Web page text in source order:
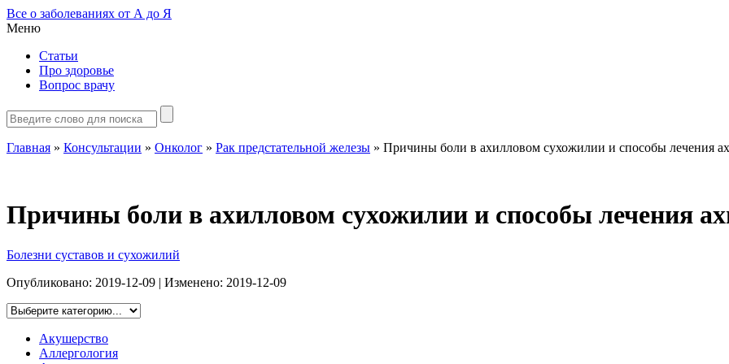
Все о заболеваниях от А до Я
Меню
Статьи
Про здоровье
Вопрос врачу
Главная » Консультации » Онколог » Рак предстательной железы » Причины боли в ахилловом сухожилии и способы лечения
Причины боли в ахилловом сухожилии и способы лечения
Болезни суставов и сухожилий
Опубликовано: 2019-12-09 | Изменено: 2019-12-09
Акушерство
Аллергология